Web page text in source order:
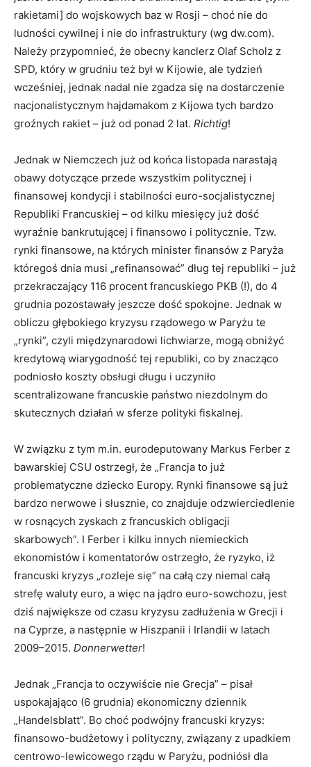
rakietami] do wojskowych baz w Rosji – choć nie do
ludności cywilnej i nie do infrastruktury (wg dw.com).
Należy przypomnieć, że obecny kanclerz Olaf Scholz z
SPD, który w grudniu też był w Kijowie, ale tydzień
wcześniej, jednak nadal nie zgadza się na dostarczenie
nacjonalistycznym hajdamakom z Kijowa tych bardzo
groźnych rakiet – już od ponad 2 lat. Richtig!
Jednak w Niemczech już od końca listopada narastają
obawy dotyczące przede wszystkim politycznej i
finansowej kondycji i stabilności euro-socjalistycznej
Republiki Francuskiej – od kilku miesięcy już dość
wyraźnie bankrutującej i finansowo i politycznie. Tzw.
rynki finansowe, na których minister finansów z Paryża
któregoś dnia musi „refinansować” dług tej republiki – już
przekraczający 116 procent francuskiego PKB (!), do 4
grudnia pozostawały jeszcze dość spokojne. Jednak w
obliczu głębokiego kryzysu rządowego w Paryżu te
„rynki”, czyli międzynarodowi lichwiarze, mogą obniżyć
kredytową wiarygodność tej republiki, co by znacząco
podniosło koszty obsługi długu i uczyniło
scentralizowane francuskie państwo niezdolnym do
skutecznych działań w sferze polityki fiskalnej.
W związku z tym m.in. eurodeputowany Markus Ferber z
bawarskiej CSU ostrzegł, że „Francja to już
problematyczne dziecko Europy. Rynki finansowe są już
bardzo nerwowe i słusznie, co znajduje odzwierciedlenie
w rosnących zyskach z francuskich obligacji
skarbowych”. I Ferber i kilku innych niemieckich
ekonomistów i komentatorów ostrzegło, że ryzyko, iż
francuski kryzys „rozleje się” na całą czy niemal całą
strefę waluty euro, a więc na jądro euro-sowchozu, jest
dziś największe od czasu kryzysu zadłużenia w Grecji i
na Cyprze, a następnie w Hiszpanii i Irlandii w latach
2009–2015. Donnerwetter!
Jednak „Francja to oczywiście nie Grecja” – pisał
uspokajająco (6 grudnia) ekonomiczny dziennik
„Handelsblatt”. Bo choć podwójny francuski kryzys:
finansowo-budżetowy i polityczny, związany z upadkiem
centrowo-lewicowego rządu w Paryżu, podniósł dla